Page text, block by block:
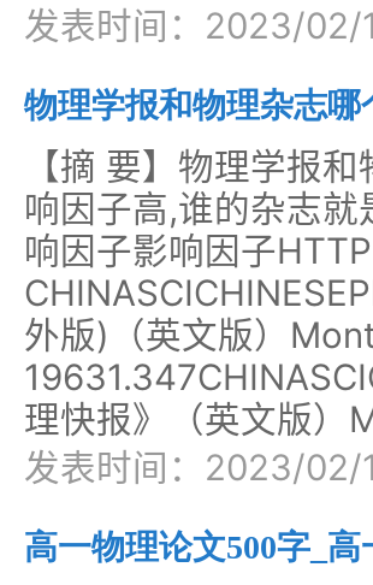
发表时间：2023/02/
物理学报和物理杂志哪
【摘 要】物理学报
响因子高,谁的杂志
响因子影响因子
外版)（英文版）
理快报》（英文版
发表时间：2023/02/
高一物理论文500字_